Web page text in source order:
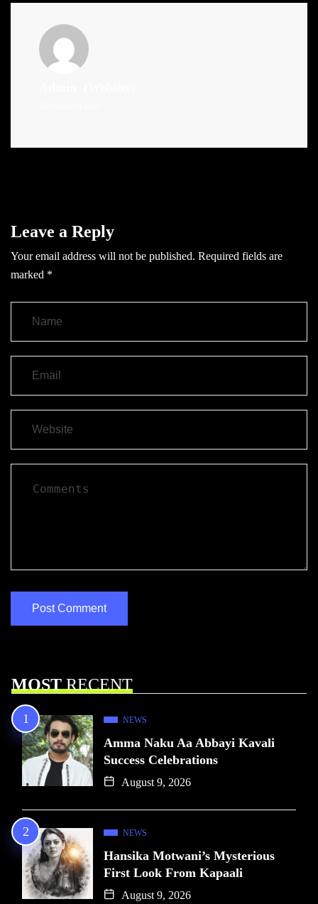
Leave a Reply
Your email address will not be published. Required fields are
marked *
MOSTRECENT
NEWS
Amma Naku Aa Abbayi Kavali
Success Celebrations
August 9, 2026
NEWS
Hansika Motwani’s Mysterious
First Look From Kapaali
August 9, 2026